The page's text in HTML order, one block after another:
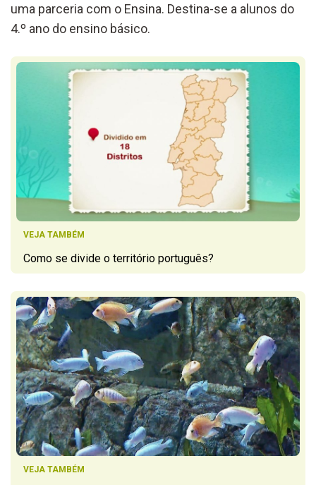
uma parceria com o Ensina. Destina-se a alunos do
4.º ano do ensino básico.
VEJA TAMBÉM
Como se divide o território português?
VEJA TAMBÉM